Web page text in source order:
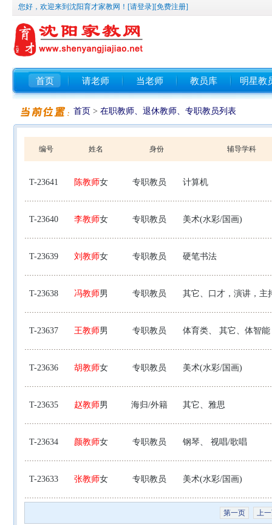
您好，欢迎来到沈阳育才家教网！ [请登录][免费注册]
首页 请老师 当老师 教员库 明星教
首页 > 在职教师、退休教师、专职教员列表
编号 姓名 身份 辅导学科
T-23641 陈教师女 专职教员 计算机
T-23640 李教师女 专职教员 美术(水彩/国画)
T-23639 刘教师女 专职教员 硬笔书法
T-23638 冯教师男 专职教员 其它、口才，演讲，主
T-23637 王教师男 专职教员 体育类、 其它、体智能
T-23636 胡教师女 专职教员 美术(水彩/国画)
T-23635 赵教师男 海归/外籍 其它、雅思
T-23634 颜教师女 专职教员 钢琴、 视唱/歌唱
T-23633 张教师女 专职教员 美术(水彩/国画)
第一页 上